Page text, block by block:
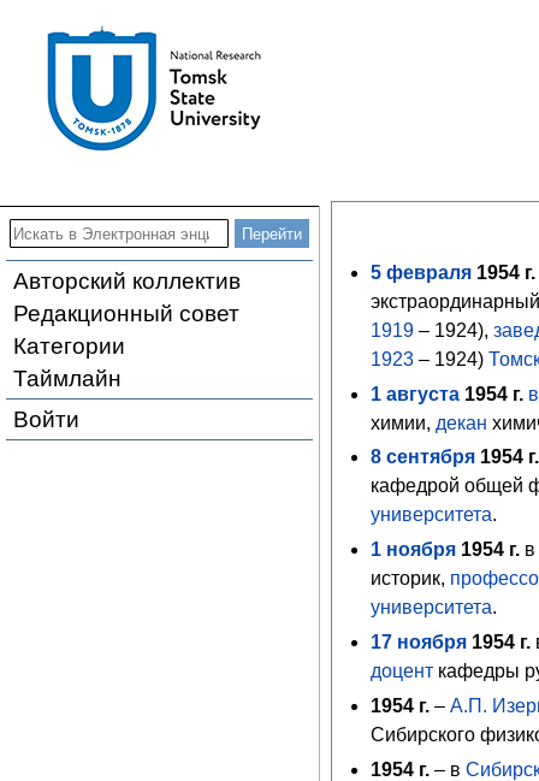
Авторский коллектив
Редакционный совет
Категории
Таймлайн
Войти
5 февраля 1954 г.
1919 – 1924),
1923 – 1924)
1 августа 1954 г.
химии, декан
8 сентября 1954 г.
кафедрой общей
университета.
1 ноября 1954 г.
историк,
университета.
17 ноября 1954 г.
доцент кафедры
1954 г. –А.П.
Сибирского
1954 г. – в